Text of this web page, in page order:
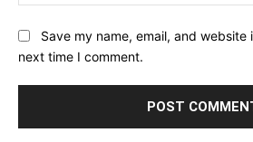
Save my name, email, and
next time I comment.